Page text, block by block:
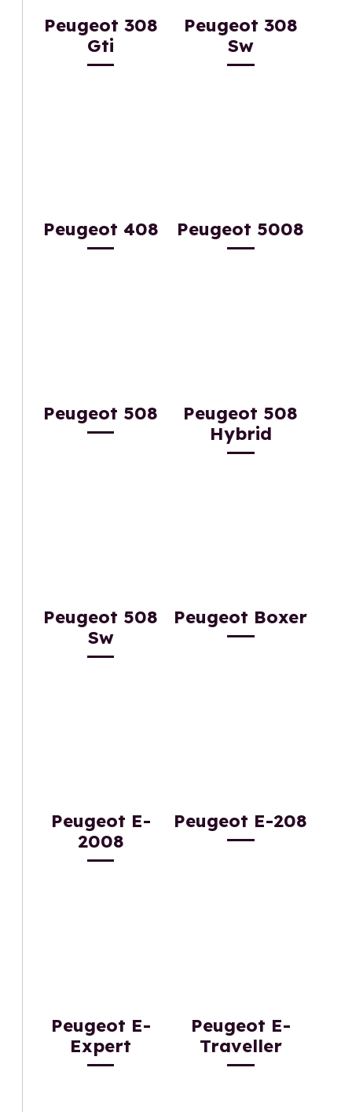
Peugeot 308
Gti
Peugeot 308
Sw
Peugeot 408 Peugeot 5008
Peugeot 508
Peugeot 508
Hybrid
Peugeot 508
Sw
Peugeot Boxer
Peugeot E-
2008
Peugeot E-208
Peugeot E-
Expert
Peugeot E-
Traveller